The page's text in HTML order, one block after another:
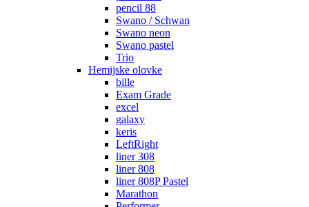
pencil 88
Swano / Schwan
Swano neon
Swano pastel
Trio
Hemijske olovke
bille
Exam Grade
excel
galaxy
keris
LeftRight
liner 308
liner 808
liner 808P Pastel
Marathon